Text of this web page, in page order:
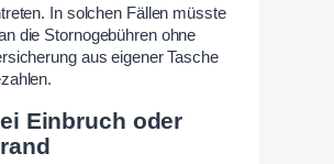
In solchen Fällen müsste
die Stornogebühren ohne
aus eigener Tasche
Einbruch oder